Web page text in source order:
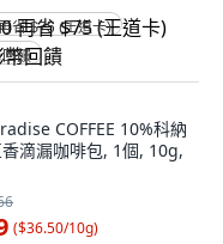
省 $75 (王道卡)
饋
COFFEE 10%科納
滴漏咖啡包, 1個, 10g,
($36.50/10g)